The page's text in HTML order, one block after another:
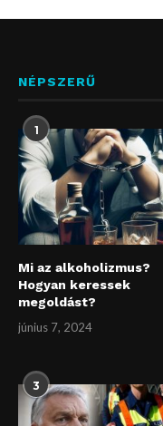
NÉPSZERŰ
1
Mi az alkoholizmus?
Hogyan keressek
megoldást?
június 7, 2024
3